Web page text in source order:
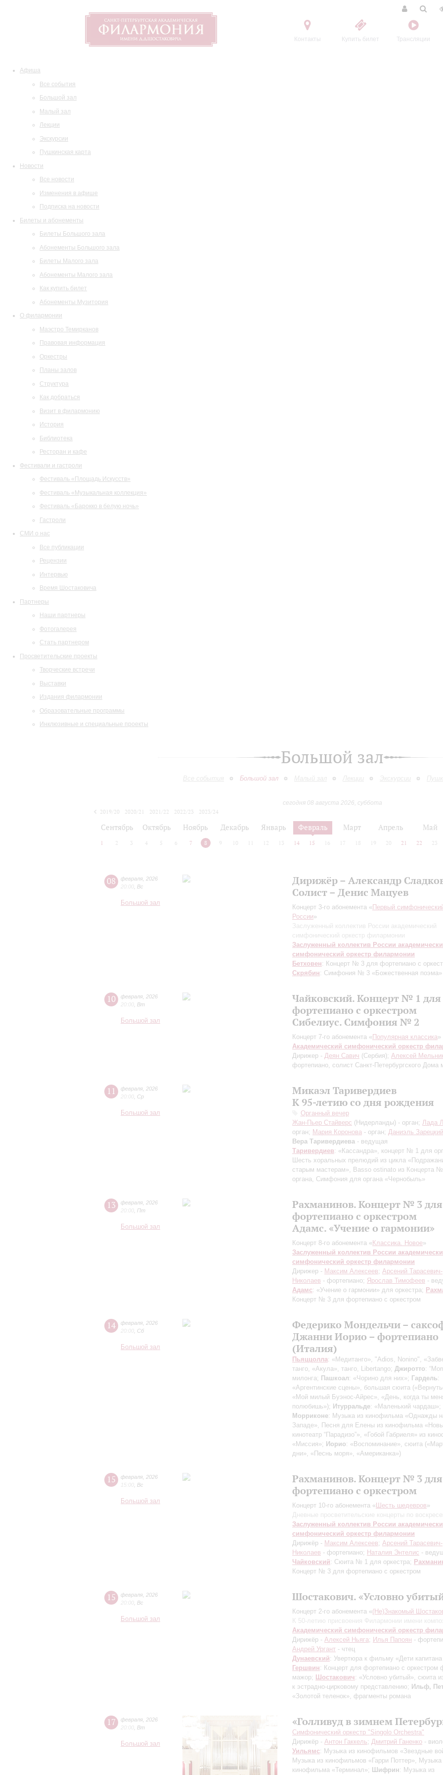
Контакты Купить билет Трансляции
Афиша
Все события
Большой зал
Малый зал
Лекции
Экскурсии
Пушкинская карта
Новости
Все новости
Изменения в афише
Подписка на новости
Билеты и абонементы
Билеты Большого зала
Абонементы Большого зала
Билеты Малого зала
Абонементы Малого зала
Как купить билет
Абонементы Музитория
О филармонии
Маэстро Темирканов
Правовая информация
Оркестры
Планы залов
Структура
Как добраться
Визит в филармонию
История
Библиотека
Ресторан и кафе
Фестивали и гастроли
Фестиваль «Площадь Искусств»
Фестиваль «Музыкальная коллекция»
Фестиваль «Барокко в белую ночь»
Гастроли
СМИ о нас
Все публикации
Рецензии
Интервью
Время Шостаковича
Партнеры
Наши партнеры
Фотогалерея
Стать партнером
Просветительские проекты
Творческие встречи
Выставки
Издания филармонии
Образовательные программы
Инклюзивные и специальные проекты
Большой зал
Все события Большой зал Малый зал Лекции Экскурсии
сегодня 08 августа 2026, суббота
2019/20
2020/21 2021/22 2022/23
2023/24
Сентябрь Октябрь Ноябрь Декабрь Январь Февраль Март Апрель Май
1 2 3 4 5 6 7 8 9 10 12 13 14 15 16 17 18 19 20 21 22 23
08 февраля 2026
20:00 Вс
Большой зал
Дирижёр – Александр
Солист – Денис Мацуев
Концерт 3-го абонемента « Первый
России»
Заслуженный коллектив России академический
симфонический оркестр филармонии
Заслуженный коллектив России
симфонический оркестр филармонии
Бетховен: Концерт № 3 для фортепиано с
Скрябин: Симфония № 3 «Божественная поэма»
10 февраля 2026
20:00 Вт
Большой зал
Чайковский. Концерт № 1 для
фортепиано с оркестром
Сибелиус. Симфония № 2
Концерт 7-го абонемента « Популярная классика»
Академический симфонический оркестр
Дирижер - Деян Савич (Сербия); Алексей
фортепиано, солист Санкт-Петербургского Дома
11 февраля 2026
20:00 Ср
Большой зал
Микаэл Таривердиев
К 95-летию со дня рождения
Органный вечер
Жан-Пьер Стайверс (Нидерланды) - орган; Лада
орган; Мария Коронова - орган; Даниэль Зарецкий
Вера Таривердиева - ведущая
Таривердиев: «Кассандра», концерт № 1 для
Шесть хоральных прелюдий из цикла
старым мастерам», Basso ostinato из Концерта
органа, Симфония для органа «Чернобыль»
13 февраля 2026
20:00 Пт
Большой зал
Рахманинов. Концерт № 3 для
фортепиано с оркестром
Адамс. «Учение о гармонии»
Концерт 8-го абонемента « Классика. Новое»
Заслуженный коллектив России
симфонический оркестр филармонии
Дирижер - Максим Алексеев; Арсений Тарасевич-
Николаев - фортепиано; Ярослав Тимофеев -
Адамс: «Учение о гармонии» для оркестра;
Концерт № 3 для фортепиано с оркестром
14 февраля 2026
20:00 Сб
Большой зал
Федерико Мондельчи –
Джанни Иорио – фортепиано
(Италия)
Пьяццолла: «Медитанго», "Adios, Nonino",
танго, «Акула», танго, Libertango; Джиротто:
милонга; Пашкоал: «Чорино для них»; Гардель:
«Аргентинские сцены», большая сюита
«Мой милый Буэнос-Айрес», «День, когда ты
полюбишь»); Итурральде: «Маленький чардаш»;
Морриконе: Музыка из кинофильма «Однажды
Западе», Песня для Елены из кинофильма
кинотеатр “Парадизо”», «Гобой Габриеля» из
«Миссия»; Иорио: «Воспоминание», сюита
дни», «Песнь моря», «Американка»)
15 февраля 2026
15:00 Вс
Большой зал
Рахманинов. Концерт № 3 для
фортепиано с оркестром
Концерт 10-го абонемента « Шесть шедевров»
Дневные просветительские концерты по
Заслуженный коллектив России
симфонический оркестр филармонии
Дирижёр - Максим Алексеев; Арсений Тарасевич-
Николаев - фортепиано; Наталия Энтелис -
Чайковский: Сюита № 1 для оркестра;
Концерт № 3 для фортепиано с оркестром
15 февраля 2026
20:00 Вс
Большой зал
Шостакович. «Условно
Концерт 2-го абонемента «(Не)Знакомый
К 50-летию присвоения Филармонии имени
Академический симфонический оркестр
Дирижёр - Алексей Ньяга; Илья Папоян -
Андрей Ургант - чтец
Дунаевский: Увертюра к фильму «Дети капитана
Гершвин: Концерт для фортепиано с оркестром
мажор; Шостакович: «Условно убитый», сюита
к эстрадно-цирковому представлению; Ильф,
«Золотой теленок», фрагменты романа
17 февраля 2026
20:00 Вт
Большой зал
«Голливуд в зимнем
Симфонический оркестр "Singolo Orchestra"
Дирижёр - Антон Гаккель; Дмитрий Ганенко -
Уильямс: Музыка из кинофильмов «Звездные
Музыка из кинофильмов «Гарри Поттер», Музыка
кинофильма «Терминал»; Шифрин: Музыка из